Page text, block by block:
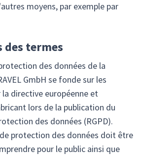
moyens, par exemple par
des termes
des données de la
GmbH se fonde sur les
directive européenne et
lors de la publication du
des données (RGPD).
protection des données doit être
pour le public ainsi que